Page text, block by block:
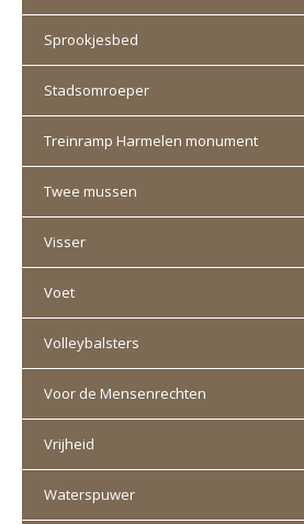
Sprookjesbed
Stadsomroeper
Treinramp Harmelen monument
Twee mussen
Visser
Voet
Volleybalsters
Voor de Mensenrechten
Vrijheid
Waterspuwer